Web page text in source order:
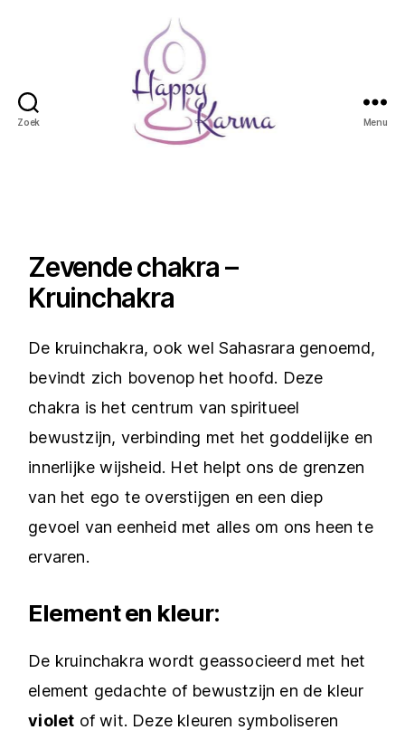
Zoek Menu
Zevende chakra –
Kruinchakra
De kruinchakra, ook wel Sahasrara genoemd,
bevindt zich bovenop het hoofd. Deze
chakra is het centrum van spiritueel
bewustzijn, verbinding met het goddelijke en
innerlijke wijsheid. Het helpt ons de grenzen
van het ego te overstijgen en een diep
gevoel van eenheid met alles om ons heen te
ervaren.
Element en kleur:
De kruinchakra wordt geassocieerd met het
element gedachte of bewustzijn en de kleur
violet of wit. Deze kleuren symboliseren